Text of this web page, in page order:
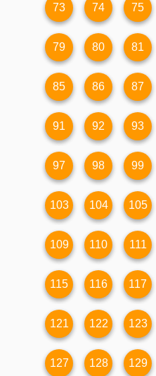
73 74 75
79 80 81
85 86 87
91 92 93
97 98 99
103 104 105
109 110 111
115 116 117
121 122 123
127 128 129